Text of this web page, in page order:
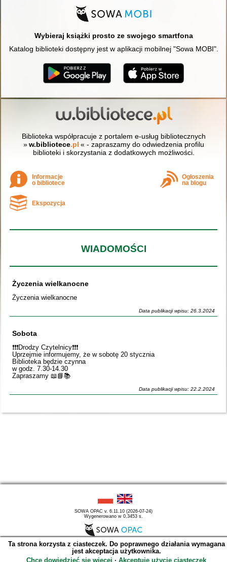
Wybieraj książki prosto ze swojego smartfona
Katalog biblioteki dostępny jest w aplikacji mobilnej "Sowa MOBI".
Biblioteka współpracuje z portalem e-usług bibliotecznych
» w.bibliotece.pl « - zapraszamy do odwiedzenia profilu
biblioteki i skorzystania z dodatkowych możliwości.
Informacje
o bibliotece
Ogłoszenia
na blogu
Ekspozycja
WIADOMOŚCI
Życzenia wielkanocne
Życzenia wielkanocne
Data publikacji wpisu: 26.3.2024
Sobota
❗️❗️❗️Drodzy Czytelnicy❗️❗️❗️
Uprzejmie informujemy, że w sobotę 20 stycznia
Biblioteka będzie czynna
w godz. 7.30-14.30
Zapraszamy 📖📘📚
Data publikacji wpisu: 22.2.2024
SOWA OPAC v. 6.11.10 (2026-07-24)
Wygenerowano w 0,3453 s.
Ta strona korzysta z ciasteczek. Do poprawnego działania wymagana
jest akceptacja użytkownika.
Chcę dowiedzieć się więcej ∙ Akceptuję użycie ciasteczek